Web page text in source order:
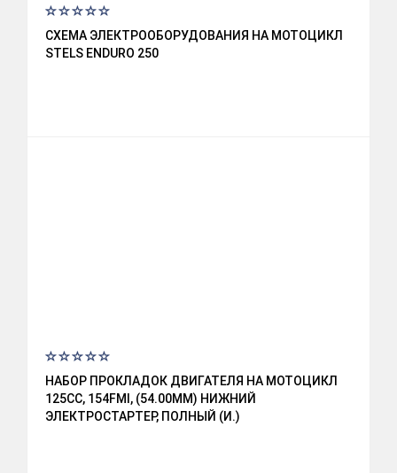
СХЕМА ЭЛЕКТРООБОРУДОВАНИЯ НА МОТОЦИКЛ
STELS ENDURO 250
НАБОР ПРОКЛАДОК ДВИГАТЕЛЯ НА МОТОЦИКЛ
125CC, 154FMI, (54.00ММ) НИЖНИЙ
ЭЛЕКТРОСТАРТЕР, ПОЛНЫЙ (И.)